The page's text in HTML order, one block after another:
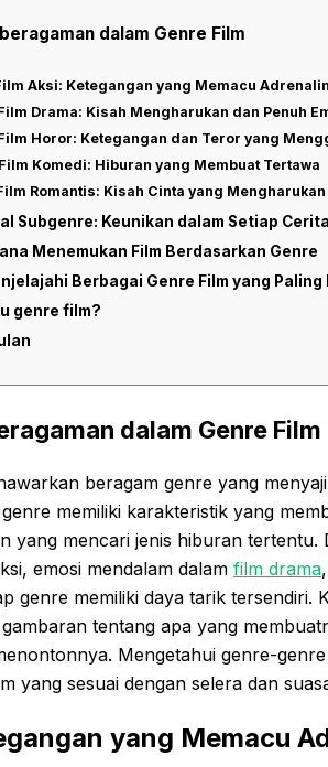
dalam Genre Film
Aksi: Ketegangan yang Memacu Adrenalin
Drama: Kisah Mengharukan dan Penuh
Horor: Ketegangan dan Teror yang
Film Komedi: Hiburan yang Membuat Tertawa
Romantis: Kisah Cinta yang Mengharukan
Subgenre: Keunikan dalam Setiap Cerita
Menemukan Film Berdasarkan Genre
Berbagai Genre Film yang Paling
genre film?
dalam Genre Film
beragam genre yang
memiliki karakteristik yang
yang mencari jenis hiburan tertentu.
emosi mendalam dalam film drama
genre memiliki daya tarik tersendiri.
tentang apa yang
Mengetahui genre-
yang sesuai dengan selera dan
yang Memacu